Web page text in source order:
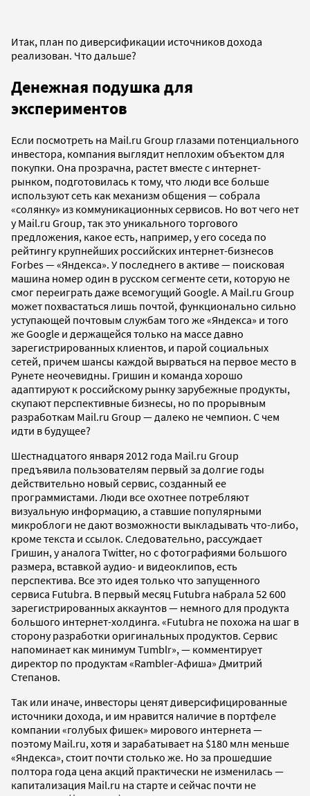
Итак, план по диверсификации источников дохода
реализован. Что дальше?
Денежная подушка для
экспериментов
Если посмотреть на Mail.ru Group глазами потенциального
инвестора, компания выглядит неплохим объектом для
покупки. Она прозрачна, растет вместе с интернет-
рынком, подготовилась к тому, что люди все больше
используют сеть как механизм общения — собрала
«солянку» из коммуникационных сервисов. Но вот чего нет
у Mail.ru Group, так это уникального торгового
предложения, какое есть, например, у его соседа по
рейтингу крупнейших российских интернет-бизнесов
Forbes — «Яндекса». У последнего в активе — поисковая
машина номер один в русском сегменте сети, которую не
смог переиграть даже всемогущий Google. А Mail.ru Group
может похвастаться лишь почтой, функционально сильно
уступающей почтовым службам того же «Яндекса» и того
же Google и держащейся только на массе давно
зарегистрированных клиентов, и парой социальных
сетей, причем шансы каждой вырваться на первое место в
Рунете неочевидны. Гришин и команда хорошо
адаптируют к российскому рынку зарубежные продукты,
скупают перспективные бизнесы, но по прорывным
разработкам Mail.ru Group — далеко не чемпион. С чем
идти в будущее?
Шестнадцатого января 2012 года Mail.ru Group
предъявила пользователям первый за долгие годы
действительно новый сервис, созданный ее
программистами. Люди все охотнее потребляют
визуальную информацию, а ставшие популярными
микроблоги не дают возможности выкладывать что-либо,
кроме текста и ссылок. Следовательно, рассуждает
Гришин, у аналога Twitter, но с фотографиями большого
размера, вставкой аудио- и видеоклипов, есть
перспектива. Все это идея только что запущенного
сервиса Futubra. В первый месяц Futubra набрала 52 600
зарегистрированных аккаунтов — немного для продукта
большого интернет-холдинга. «Futubra не похожа на шаг в
сторону разработки оригинальных продуктов. Сервис
напоминает как минимум Tumblr», — комментирует
директор по продуктам «Rambler-Афиша» Дмитрий
Степанов.
Так или иначе, инвесторы ценят диверсифицированные
источники дохода, и им нравится наличие в портфеле
компании «голубых фишек» мирового интернета —
поэтому Mail.ru, хотя и зарабатывает на $180 млн меньше
«Яндекса», стоит почти столько же. Но за прошедшие
полтора года цена акций практически не изменилась —
капитализация Mail.ru на старте и сейчас почти не